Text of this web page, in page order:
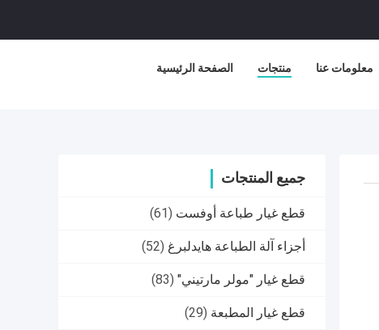
الصفحة الرئيسية منتجات معلومات عنا
جميع المنتجات
قطع غيار طباعة أوفست (61)
أجزاء آلة الطباعة هايدلبرغ (52)
قطع غيار "مولر مارتيني" (83)
قطع غيار المطبعة (29)